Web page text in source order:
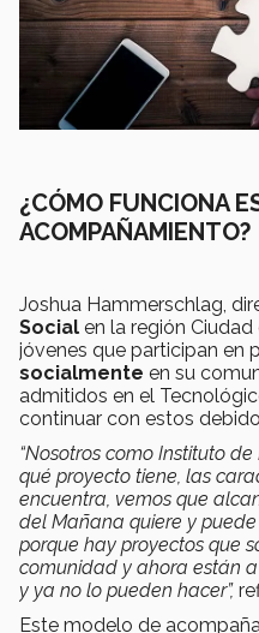
¿CÓMO FUNCIONA
ACOMPAÑAMIENTO?
Joshua Hammerschlag,
Social en la región
jóvenes que participan en
socialmente en su
admitidos en el
continuar con estos
“Nosotros como Instituto
qué proyecto tiene, las
encuentra, vemos que
del Mañana quiere y
porque hay proyectos que
comunidad y ahora están
y ya no lo pueden hacer”,
Este modelo de